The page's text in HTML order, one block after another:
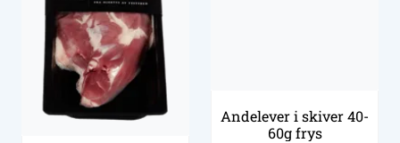
Andelever i skiver 40-
60g frys